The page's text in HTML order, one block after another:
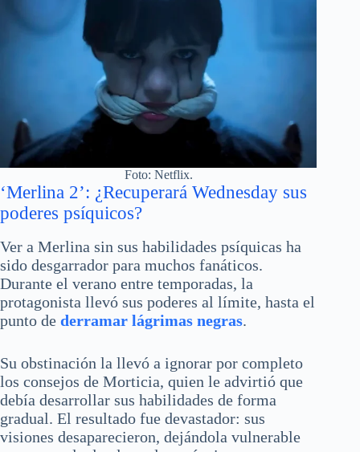
Foto: Netflix.
‘Merlina 2’: ¿Recuperará Wednesday sus
poderes psíquicos?
Ver a Merlina sin sus habilidades psíquicas ha
sido desgarrador para muchos fanáticos.
Durante el verano entre temporadas, la
protagonista llevó sus poderes al límite, hasta el
punto de derramar lágrimas negras.
Su obstinación la llevó a ignorar por completo
los consejos de Morticia, quien le advirtió que
debía desarrollar sus habilidades de forma
gradual. El resultado fue devastador: sus
visiones desaparecieron, dejándola vulnerable